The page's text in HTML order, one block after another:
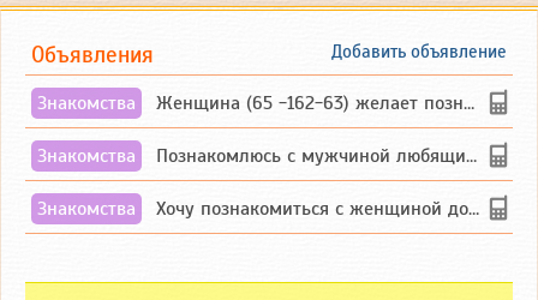
Добавить объявление
Объявления
Знакомства Женщина (65 -162-63) желает познакомиться с одиноким, добродушным, без вредных ...
Знакомства Познакомлюсь с мужчиной любящим танцевать и петь на родном чувашском языке
Знакомства Хочу познакомиться с женщиной до 55 лет чувашской или русской национальности дл...